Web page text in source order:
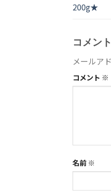
200g★
コメン
メールア
コメント ※
名前 ※